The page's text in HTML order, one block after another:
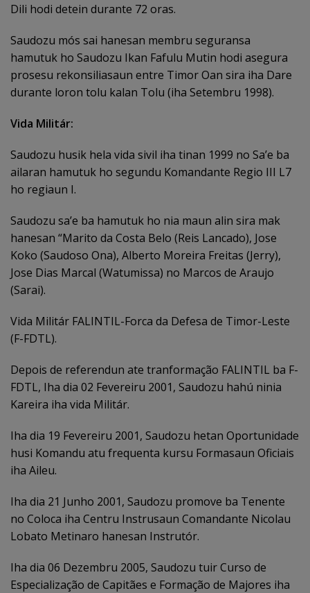
Dili hodi detein durante 72 oras.
Saudozu mós sai hanesan membru seguransa
hamutuk ho Saudozu Ikan Fafulu Mutin hodi asegura
prosesu rekonsiliasaun entre Timor Oan sira iha Dare
durante loron tolu kalan Tolu (iha Setembru 1998).
Vida Militár:
Saudozu husik hela vida sivil iha tinan 1999 no Sa’e ba
ailaran hamutuk ho segundu Komandante Regio III L7
ho regiaun I.
Saudozu sa’e ba hamutuk ho nia maun alin sira mak
hanesan “Marito da Costa Belo (Reis Lancado), Jose
Koko (Saudoso Ona), Alberto Moreira Freitas (Jerry),
Jose Dias Marcal (Watumissa) no Marcos de Araujo
(Sarai).
Vida Militár FALINTIL-Forca da Defesa de Timor-Leste
(F-FDTL).
Depois de referendun ate tranformação FALINTIL ba F-
FDTL, Iha dia 02 Fevereiru 2001, Saudozu hahú ninia
Kareira iha vida Militár.
Iha dia 19 Fevereiru 2001, Saudozu hetan Oportunidade
husi Komandu atu frequenta kursu Formasaun Oficiais
iha Aileu.
Iha dia 21 Junho 2001, Saudozu promove ba Tenente
no Coloca iha Centru Instrusaun Comandante Nicolau
Lobato Metinaro hanesan Instrutór.
Iha dia 06 Dezembru 2005, Saudozu tuir Curso de
Especialização de Capitães e Formação de Majores iha